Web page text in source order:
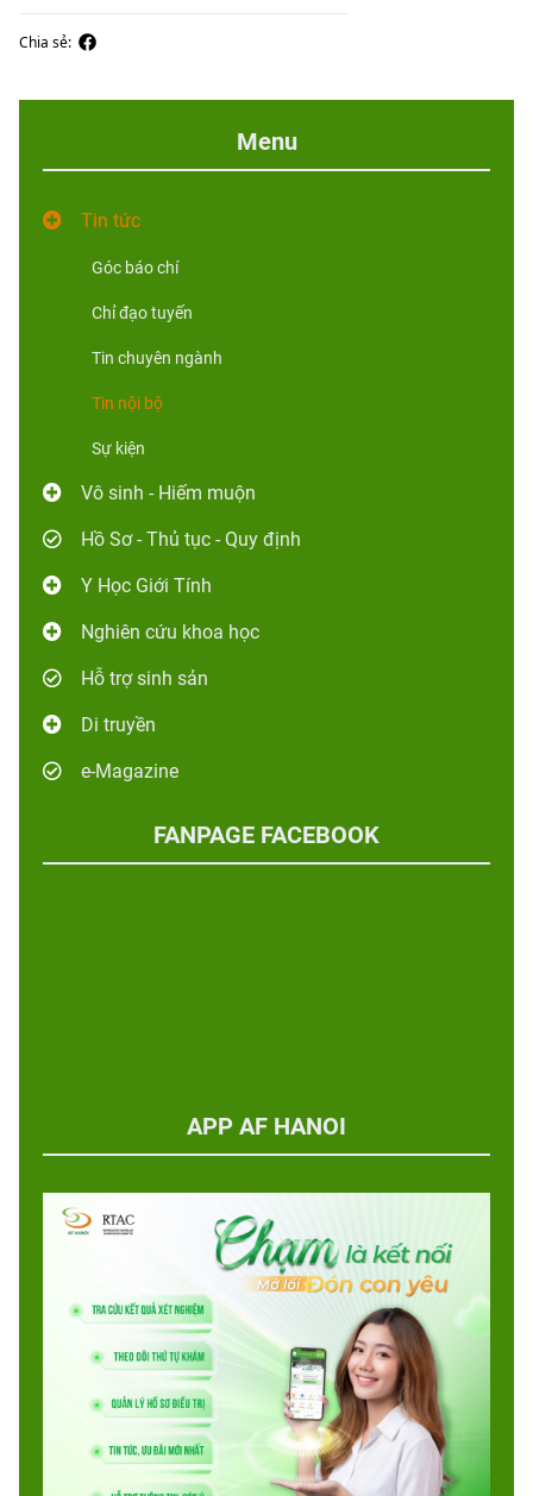
Chia sẻ:
Menu
Tin tức
Góc báo chí
Chỉ đạo tuyến
Tin chuyên ngành
Tin nội bộ
Sự kiện
Vô sinh - Hiếm muộn
Hồ Sơ - Thủ tục - Quy định
Y Học Giới Tính
Nghiên cứu khoa học
Hỗ trợ sinh sản
Di truyền
e-Magazine
FANPAGE FACEBOOK
APP AF HANOI